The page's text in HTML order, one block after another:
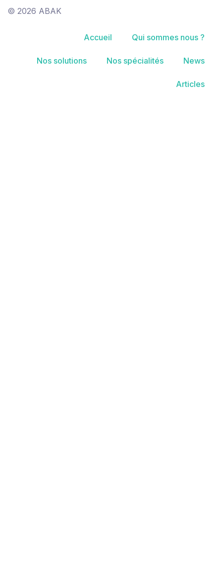
© 2026 ABAK
Accueil Qui sommes nous ?
Nos solutions Nos spécialités News
Articles